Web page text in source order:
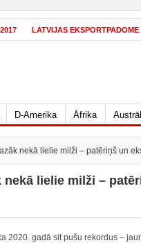
LATVIJAS EKSPORTPADOME
D-Amerika Āfrika
nekā lielie milži – patēriņš un
lielie milži –
2020. gadā sit pušu rekordus –